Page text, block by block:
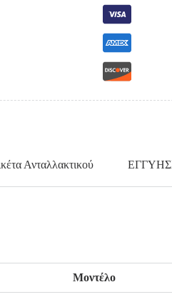
Ανταλλακτικού
Μοντέλο